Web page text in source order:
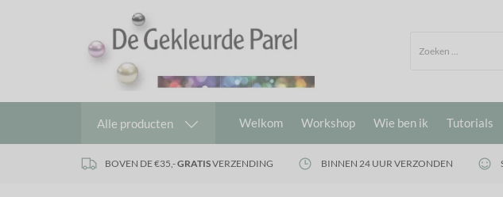
Alle producten Welkom Workshop Wie ben ik Tutorials
BOVEN DE €35,-GRATISVERZENDING BINNEN 24 UUR VERZONDEN